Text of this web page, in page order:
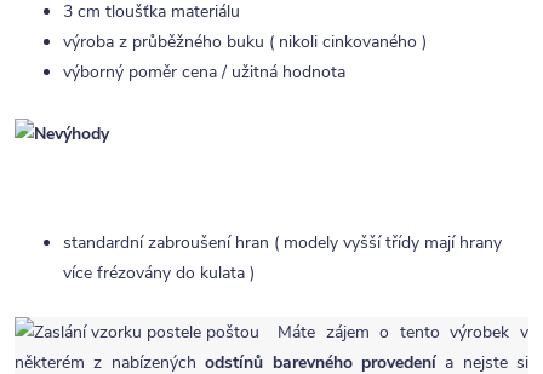
3 cm tloušťka materiálu
výroba z průběžného buku ( nikoli cinkovaného )
výborný poměr cena / užitná hodnota
standardní zabroušení hran ( modely vyšší třídy mají hrany
více frézovány do kulata )
Máte zájem o tento výrobek v
některém z nabízenýchodstínů barevného provedenía nejste si